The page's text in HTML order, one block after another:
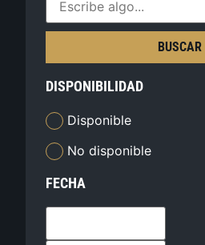
BUSCAR
DISPONIBILIDAD
Disponible
No disponible
FECHA